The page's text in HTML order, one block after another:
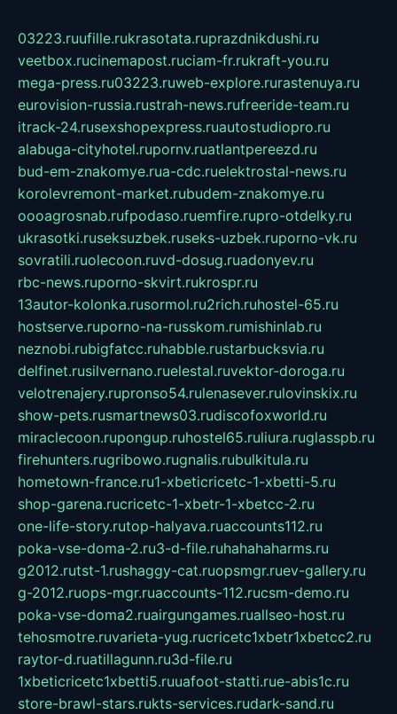
03223.ruufille.rukrasotata.ruprazdnikdushi.ru
veetbox.rucinemapost.ruciam-fr.rukraft-you.ru
mega-press.ru03223.ruweb-explore.rurastenuya.ru
eurovision-russia.rustrah-news.rufreeride-team.ru
itrack-24.rusexshopexpress.ruautostudiopro.ru
alabuga-cityhotel.rupornv.ruatlantpereezd.ru
bud-em-znakomye.rua-cdc.ruelektrostal-news.ru
korolevremont-market.rubudem-znakomye.ru
oooagrosnab.rufpodaso.ruemfire.rupro-otdelky.ru
ukrasotki.ruseksuzbek.ruseks-uzbek.ruporno-vk.ru
sovratili.ruolecoon.ruvd-dosug.ruadonyev.ru
rbc-news.ruporno-skvirt.rukrospr.ru
13autor-kolonka.rusormol.ru2rich.ruhostel-65.ru
hostserve.ruporno-na-russkom.rumishinlab.ru
neznobi.rubigfatcc.ruhabble.rustarbucksvia.ru
delfinet.rusilvernano.ruelestal.ruvektor-doroga.ru
velotrenajery.rupronso54.rulenasever.rulovinskix.ru
show-pets.rusmartnews03.rudiscofoxworld.ru
miraclecoon.rupongup.ruhostel65.ruliura.ruglasspb.ru
firehunters.rugribowo.rugnalis.rubulkitula.ru
hometown-france.ru1-xbeticricetc-1-xbetti-5.ru
shop-garena.rucricetc-1-xbetr-1-xbetcc-2.ru
one-life-story.rutop-halyava.ruaccounts112.ru
poka-vse-doma-2.ru3-d-file.ruhahahaharms.ru
g2012.rutst-1.rushaggy-cat.ruopsmgr.ruev-gallery.ru
g-2012.ruops-mgr.ruaccounts-112.rucsm-demo.ru
poka-vse-doma2.ruairgungames.ruallseo-host.ru
tehosmotre.ruvarieta-yug.rucricetc1xbetr1xbetcc2.ru
raytor-d.ruatillagunn.ru3d-file.ru
1xbeticricetc1xbetti5.ruuafoot-statti.rue-abis1c.ru
store-brawl-stars.rukts-services.rudark-sand.ru